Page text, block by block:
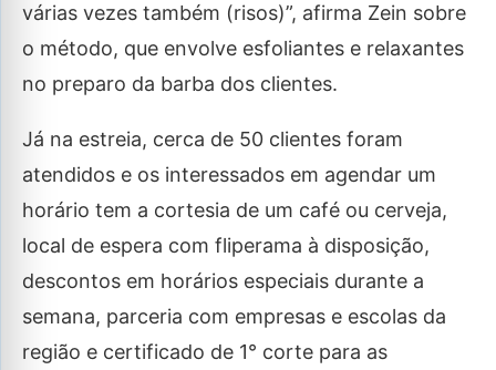
várias vezes também (risos)”, afirma Zein sobre
o método, que envolve esfoliantes e relaxantes
no preparo da barba dos clientes.
Já na estreia, cerca de 50 clientes foram
atendidos e os interessados em agendar um
horário tem a cortesia de um café ou cerveja,
local de espera com fliperama à disposição,
descontos em horários especiais durante a
semana, parceria com empresas e escolas da
região e certificado de 1° corte para as